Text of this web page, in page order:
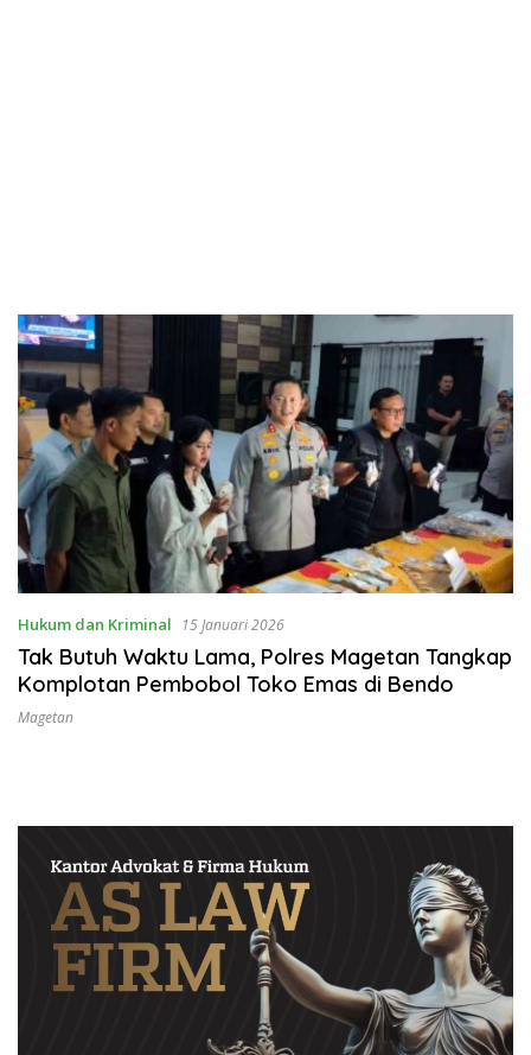
Hukum dan Kriminal 15 Januari 2026
Tak Butuh Waktu Lama, Polres Magetan Tangkap
Komplotan Pembobol Toko Emas di Bendo
Magetan